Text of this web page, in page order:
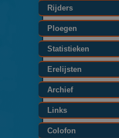
Rijders
Ploegen
Statistieken
Erelijsten
Archief
Links
Colofon